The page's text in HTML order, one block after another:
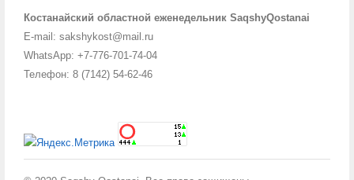
Костанайский областной еженедельник SaqshyQostanai
E-mail: sakshykost@mail.ru
WhatsApp: +7-776-701-74-04
Телефон: 8 (7142) 54-62-46